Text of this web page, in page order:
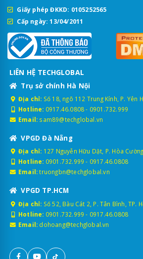
Giấy phép ĐKKD: 0105252565
Cấp ngày: 13/04/2011
LIÊN HỆ TECHGLOBAL
Trụ sở chính Hà Nội
Địa chỉ: Số 18, ngõ 112 Trung Kính, P. Yên
Hotline: 0917.46.0808- 0901.732.999
Email: sam89@techglobal.vn
VPGD Đà Nẵng
Địa chỉ: 127 Nguyễn Hữu Dật, P. Hòa
Hotline: 0901.732.999 - 0917.46.0808
Email: truongbn@techglobal.vn
VPGD TP.HCM
Địa chỉ: Số 52, Bàu Cát 2, P. Tân Bình, TP.
Hotline: 0901.732.999 - 0917.46.0808
Email: dohoang@techglobal.vn